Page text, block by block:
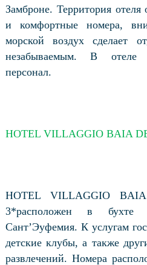
Замброне. Территория
и комфортные номера,
морской воздух сделает
незабываемым. В отеле
персонал.
HOTEL VILLAGGIO BAIA
HOTEL VILLAGGIO
3*расположен в
Сант’Эуфемия. К услугам
детские клубы, а также
развлечений. Номера